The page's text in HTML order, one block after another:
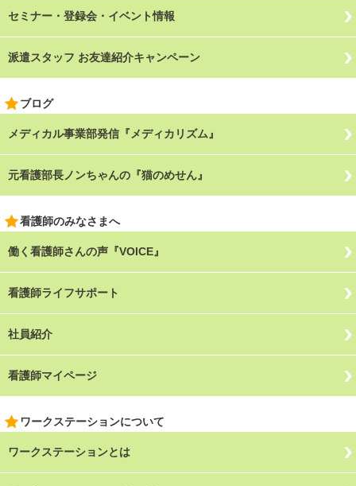
セミナー・登録会・イベント情報
派遣スタッフ お友達紹介キャンペーン
ブログ
メディカル事業部発信『メディカリズム』
元看護部長ノンちゃんの『猫のめせん』
看護師のみなさまへ
働く看護師さんの声『VOICE』
看護師ライフサポート
社員紹介
看護師マイページ
ワークステーションについて
ワークステーションとは